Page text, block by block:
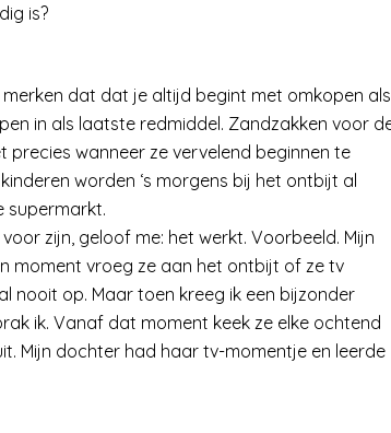
is?
dat dat je altijd begint met omkopen als
in als laatste redmiddel. Zandzakken voor
precies wanneer ze vervelend beginnen te
worden ‘s morgens bij het ontbijt al
supermarkt.
zijn, geloof me: het werkt. Voorbeeld. Mijn
moment vroeg ze aan het ontbijt of ze tv
nooit op. Maar toen kreeg ik een bijzonder
ik. Vanaf dat moment keek ze elke ochtend
Mijn dochter had haar tv-momentje en leerde